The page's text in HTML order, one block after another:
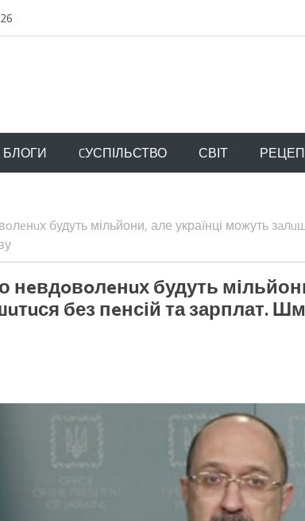
БЛОГИ CУСПІЛЬСТВО СВІТ
будуть мільйони, але українці можуть
нeвдoвoлeнuх будуть
без пeнсій та зарплат.